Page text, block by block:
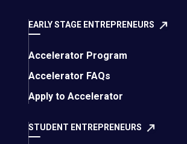
EARLY STAGE ENTREPRENEURS
Accelerator Program
Accelerator FAQs
Apply to Accelerator
STUDENT ENTREPRENEURS